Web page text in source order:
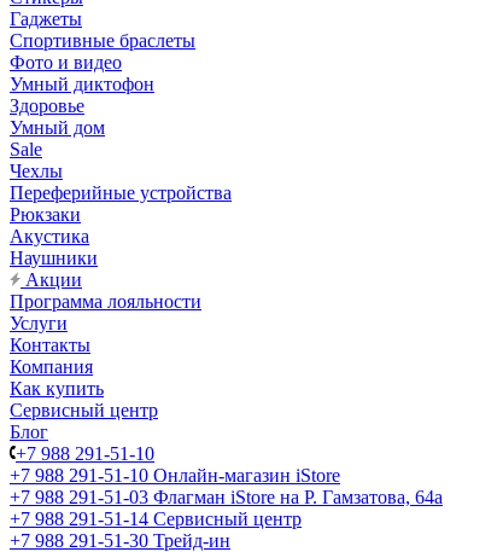
Гаджеты
Спортивные браслеты
Фото и видео
Умный диктофон
Здоровье
Умный дом
Sale
Чехлы
Переферийные устройства
Рюкзаки
Акустика
Наушники
Акции
Программа лояльности
Услуги
Контакты
Компания
Как купить
Сервисный центр
Блог
+7 988 291-51-10
+7 988 291-51-10 Онлайн-магазин iStore
+7 988 291-51-03 Флагман iStore на Р. Гамзатова, 64а
+7 988 291-51-14 Сервисный центр
+7 988 291-51-30 Трейд-ин